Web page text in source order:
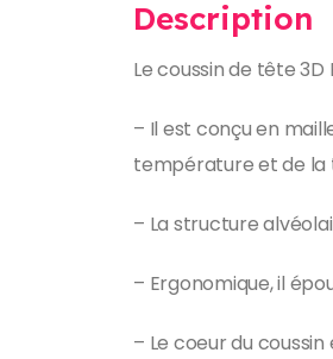
Description
Le coussin de tête
– Il est conçu en
température et de la
– La structure
– Ergonomique, il
– Le coeur du